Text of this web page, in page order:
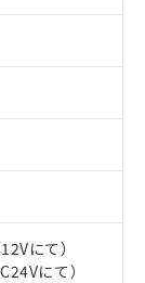
にて）
にて）